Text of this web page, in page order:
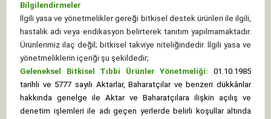
Bilgilendirmeler
İlgili yasa ve yönetmelikler gereği bitkisel destek ürünleri ile ilgili,
hastalık adı veya endikasyon belirterek tanıtım yapılmamaktadır.
Ürünlerimiz ilaç değil; bitkisel takviye niteliğindedir. İlgili yasa ve
yönetmeliklerin içeriği şu şekildedir;
Geleneksel Bitkisel Tıbbi Ürünler Yönetmeliği: 01.10.1985
tarihli ve 5777 sayılı Aktarlar, Baharatçılar ve benzeri dükkânlar
hakkında genelge ile Aktar ve Baharatçılara ilişkin açılış ve
denetim işlemleri ile adı geçen yerlerde belirli koşullar altında